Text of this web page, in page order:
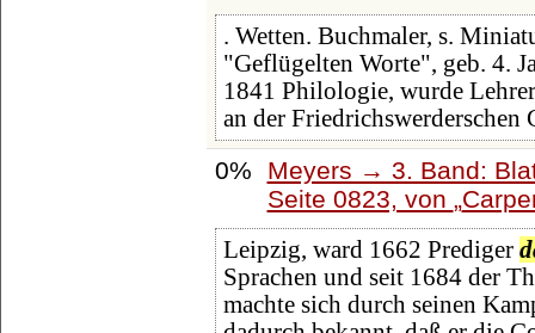
. Wetten. Buchmaler, s.
"Geflügelten Worte", geb. 4.
1841 Philologie, wurde
an der Friedrichswerderschen
0%
Meyers → 3. Band:
Seite 0823, von
Leipzig, ward 1662 Prediger
Sprachen und seit 1684 der
machte sich durch seinen